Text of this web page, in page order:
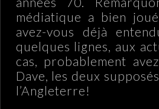
médiatique a bien
avez-vous déjà
quelques lignes, aux
cas, probablement
Dave, les deux
l’Angleterre!